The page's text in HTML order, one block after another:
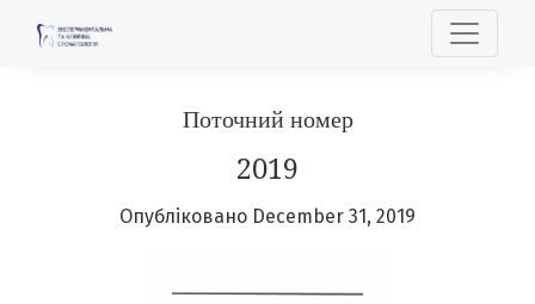
Експериментальна та клінічна
Поточний номер
2019
Опубліковано December 31, 2019